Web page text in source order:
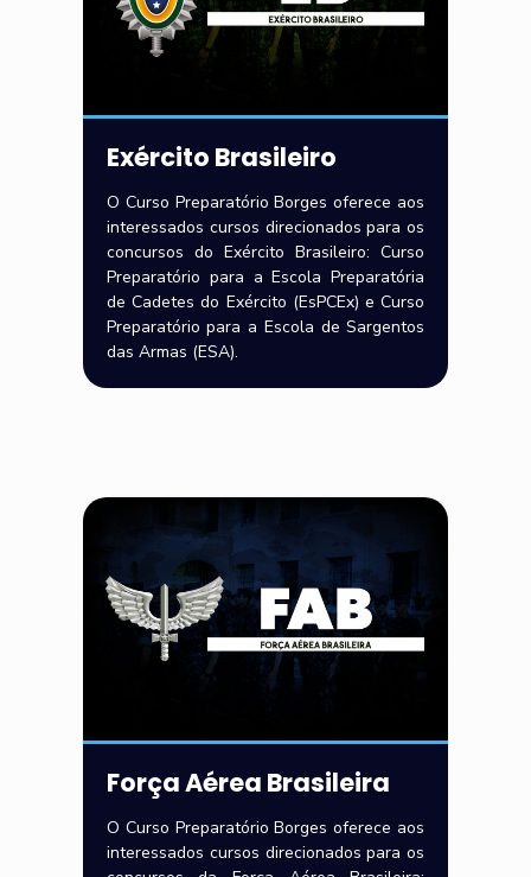
Exército Brasileiro
O Curso Preparatório Borges oferece aos
interessados cursos direcionados para os
concursos do Exército Brasileiro: Curso
Preparatório para a Escola Preparatória
de Cadetes do Exército (EsPCEx) e Curso
Preparatório para a Escola de Sargentos
das Armas (ESA).
Força Aérea Brasileira
O Curso Preparatório Borges oferece aos
interessados cursos direcionados para os